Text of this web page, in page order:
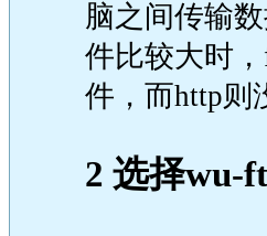
脑之间传输
件比较大时
件，而http则
2 选择wu-